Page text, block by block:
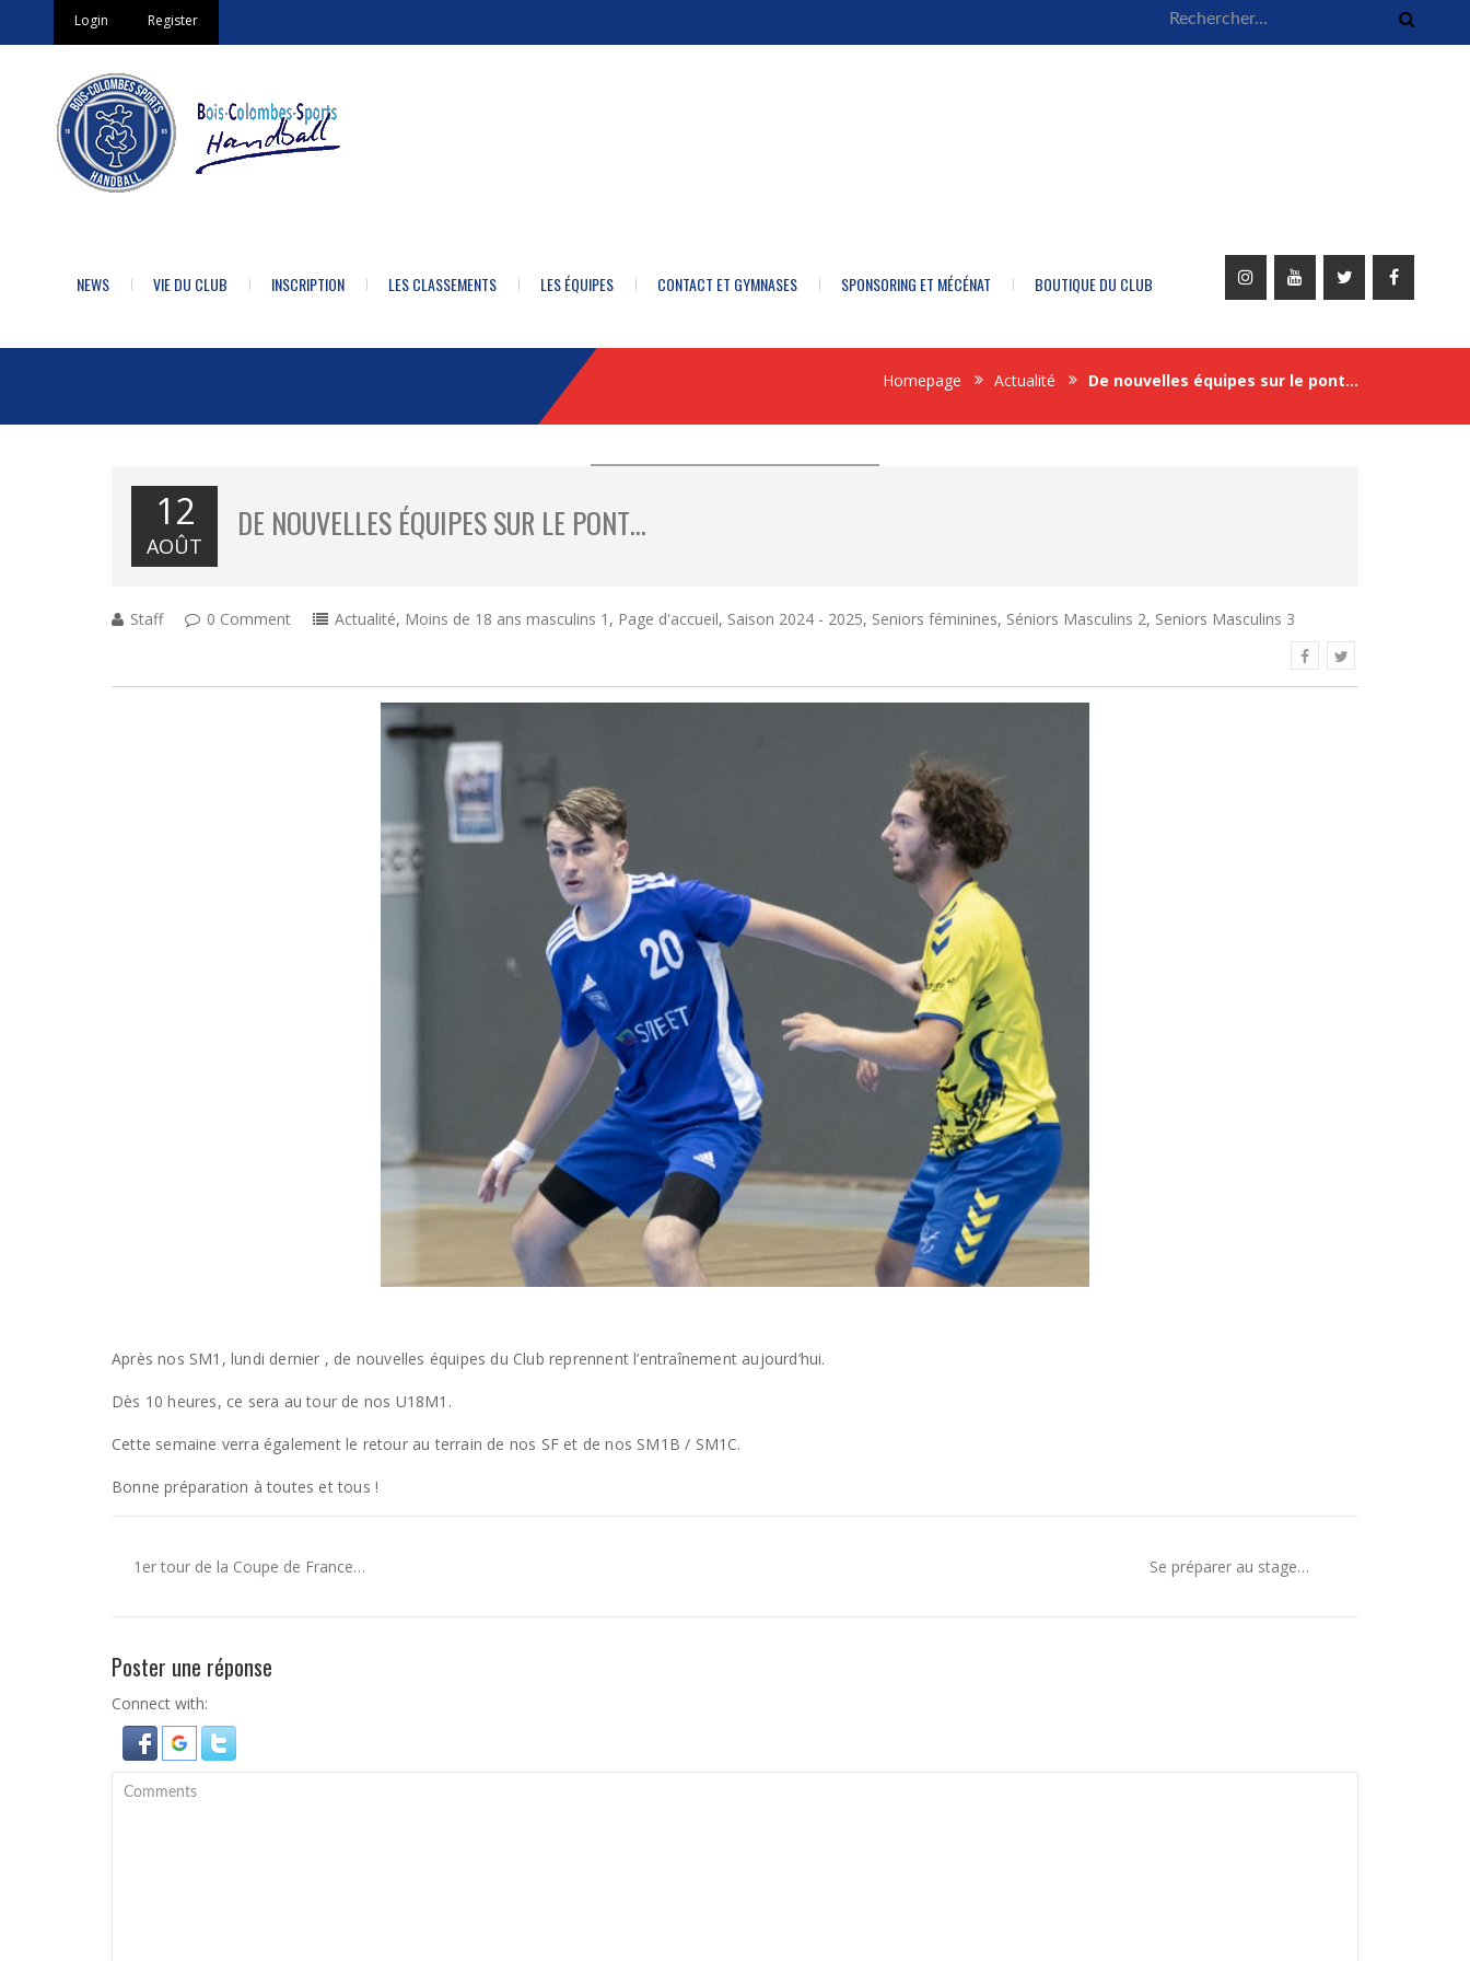
Login Register
NEWS VIE DU CLUB INSCRIPTION LES CLASSEMENTS LES ÉQUIPES CONTACT ET GYMNASES SPONSORING ET MÉCÉNAT BOUTIQUE DU CLUB
Homepage Actualité De nouvelles équipes sur le pont…
12
AOÛT
DE NOUVELLES ÉQUIPES SUR LE PONT…
Staff 0 Comment Actualité, Moins de 18 ans masculins 1 , Page d'accueil, Saison 2024 - 2025, Seniors féminines, Séniors Masculins 2, Seniors Masculins 3
Après nos SM1, lundi dernier , de nouvelles équipes du Club reprennent l’entraînement aujourd’hui.
Dès 10 heures, ce sera au tour de nos U18M1.
Cette semaine verra également le retour au terrain de nos SF et de nos SM1B / SM1C.
Bonne préparation à toutes et tous !
1er tour de la Coupe de France… Se préparer au stage…
Poster une réponse
Connect with: